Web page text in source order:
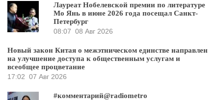
Лауреат Нобелевской премии по литературе
Мо Янь в июне 2026 года посещал Санкт-
Петербург
08:07 08 Авг 2026
Новый закон Китая о межэтническом единстве направлен
на улучшение доступа к общественным услугам и
всеобщее процветание
17:02 07 Авг 2026
#комментарий@radiometro